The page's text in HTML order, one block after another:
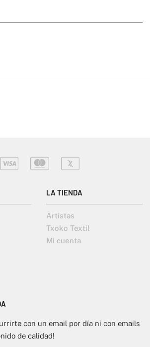
LA TIENDA
Artistas
Txoko Textil
Mi cuenta
con un email por día ni con emails
de calidad!